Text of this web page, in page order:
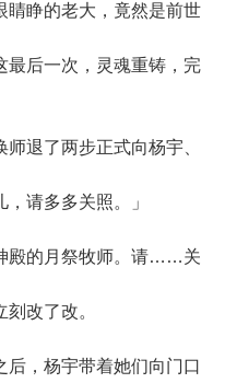
睁的老大，竟然是前世
最后一次，灵魂重铸，完
退了两步正式向杨宇、
请多多关照。」
的月祭牧师。请……关
改了改。
，杨宇带着她们向门口